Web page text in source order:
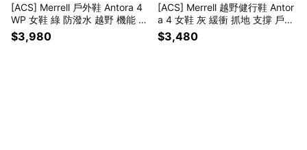
[ACS] Merrell 戶外鞋 Antora 4
WP 女鞋 綠 防潑水 越野 機能 運
動鞋 ML00005812
$3,980
[ACS] Merrell 越野健行鞋 Antor
a 4 女鞋 灰 緩衝 抓地 支撐 戶外
鞋 ML00005459
$3,480